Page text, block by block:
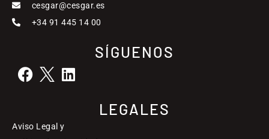
cesgar@cesgar.es
+34 91 445 14 00
SÍGUENOS
LEGALES
Aviso Legal y